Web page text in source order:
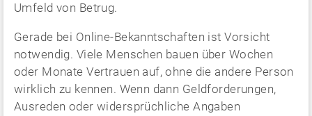
Umfeld von Betrug.
Gerade bei Online-Bekanntschaften ist Vorsicht
notwendig. Viele Menschen bauen über Wochen
oder Monate Vertrauen auf, ohne die andere Person
wirklich zu kennen. Wenn dann Geldforderungen,
Ausreden oder widersprüchliche Angaben